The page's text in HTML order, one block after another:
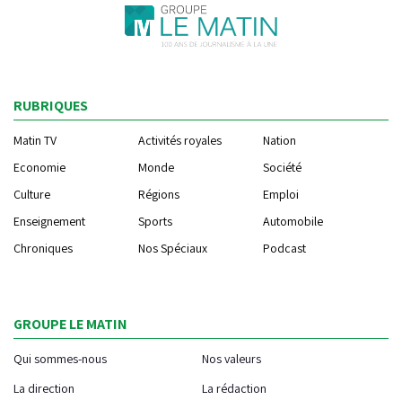
RUBRIQUES
Matin TV Activités royales
Nation
Economie
Monde
Société
Culture
Régions
Emploi
Enseignement
Sports
Automobile
Chroniques
Nos Spéciaux Podcast
GROUPE LE MATIN
Qui sommes-nous
Nos valeurs
La direction
La rédaction